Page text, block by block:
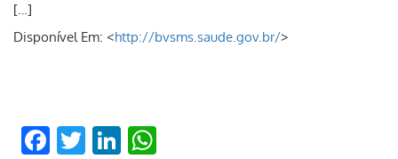
[…]
Disponível Em: <http://bvsms.saude.gov.br/>
Facebook
TwitterLinkedIn